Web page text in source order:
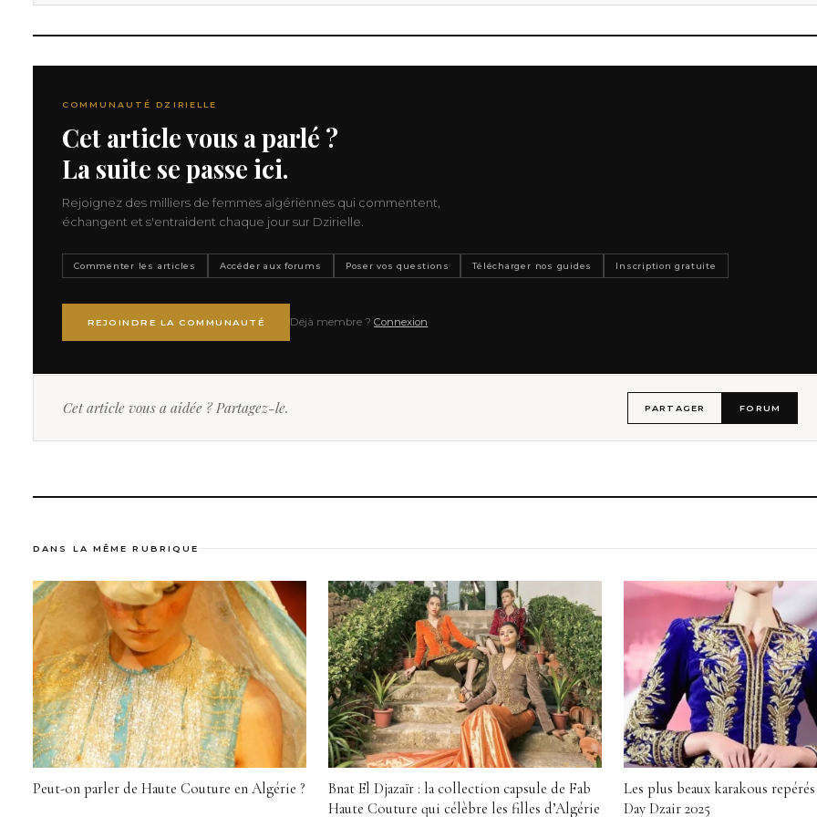
COMMUNAUTÉ DZIRIELLE
Cet article vous a parlé ?
La suite se passe ici.
Rejoignez des milliers de femmes algériennes qui commentent,
échangent et s'entraident chaque jour sur Dzirielle.
Commenter les articles Accéder aux forums Poser vos questions Télécharger nos guides Inscription gratuite
REJOINDRE LA COMMUNAUTÉ Déjà membre ?Connexion
Cet article vous a aidée ? Partagez-le. PARTAGER FORUM
DANS LA MÊME RUBRIQUE
Peut-on parler de Haute Couture en Algérie ?
Bnat El Djazaïr : la collection capsule de Fab
Haute Couture qui célèbre les filles d’Algérie
Les plus beaux karakous
Day Dzair 2025